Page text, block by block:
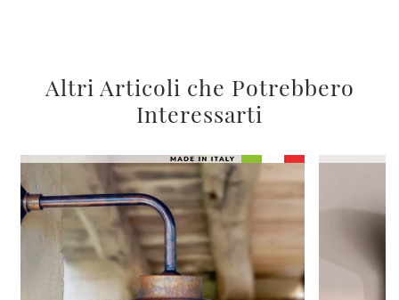
Altri Articoli che Potrebbero
Interessarti